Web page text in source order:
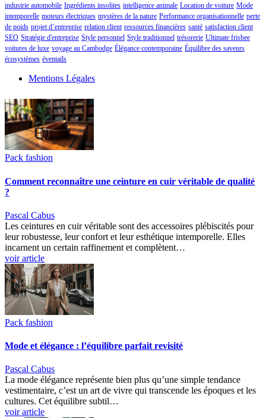
industrie automobile Ingrédients insolites intelligence animale Location de voiture Mode
intemporelle moteurs électriques mystères de la nature Performance organisationnelle perte
de poids projet d’entreprise relation client ressources financières santé satisfaction client
SEO Stratégie d'entreprise Style personnel Style traditionnel trésorerie Ultimate frisbee
voitures de luxe voyage au Cambodge Élégance contemporaine Équilibre des saveurs
écosystèmes éventails
Mentions Légales
Pack fashion
Comment reconnaître une ceinture en cuir véritable de qualité
?
Pascal Cabus
Les ceintures en cuir véritable sont des accessoires plébiscités pour
leur robustesse, leur confort et leur esthétique intemporelle. Elles
incarnent un certain raffinement et complètent…
voir article
Pack fashion
Mode et élégance : l’équilibre parfait revisité
Pascal Cabus
La mode élégance représente bien plus qu’une simple tendance
vestimentaire, c’est un art de vivre qui transcende les époques et les
cultures. Cet équilibre subtil…
voir article